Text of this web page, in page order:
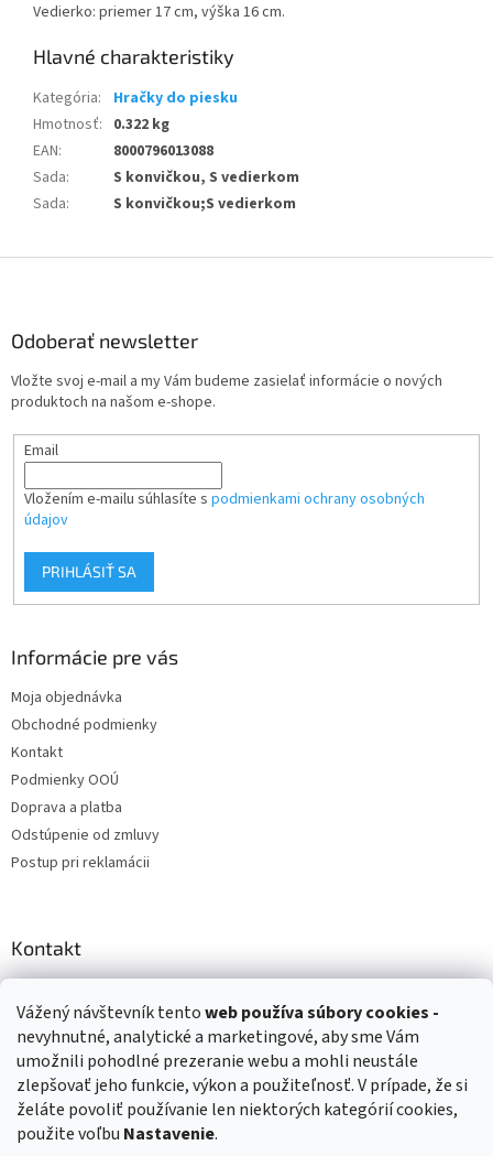
Vážený návštevník tentoweb používasúbory cookies -
nevyhnutné, analytické a marketingové, aby sme Vám
umožnili pohodlné prezeranie webu a mohli neustále
zlepšovať jeho funkcie, výkon a použiteľnosť. V prípade, že si
želáte povoliť používanie len niektorých kategórií cookies,
použite voľbu Nastavenie.
Vedierko: priemer 17 cm, výška 16 cm.
Kategória:
Hračky do piesku
Hmotnosť: 0.322 kg
EAN:
8000796013088
Sada:
S konvičkou, S vedierkom
Sada: S konvičkou;S vedierkom
Odoberať newsletter
Vložte svoj e-mail a my Vám budeme zasielať informácie o nových
produktoch na našom e-shope.
Email
Vložením e-mailu súhlasíte s podmienkami ochrany osobných
údajov
PRIHLÁSIŤ SA
Informácie pre vás
Moja objednávka
Obchodné podmienky
Kontakt
Podmienky OOÚ
Doprava a platba
Odstúpenie od zmluvy
Postup pri reklamácii
Kontakt
+421 903 144 673